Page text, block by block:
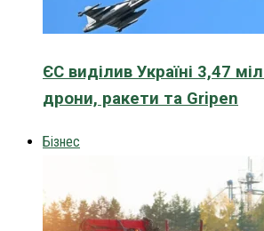
ЄС виділив Україні 3,47
дрони, ракети та Gripen
Бізнес